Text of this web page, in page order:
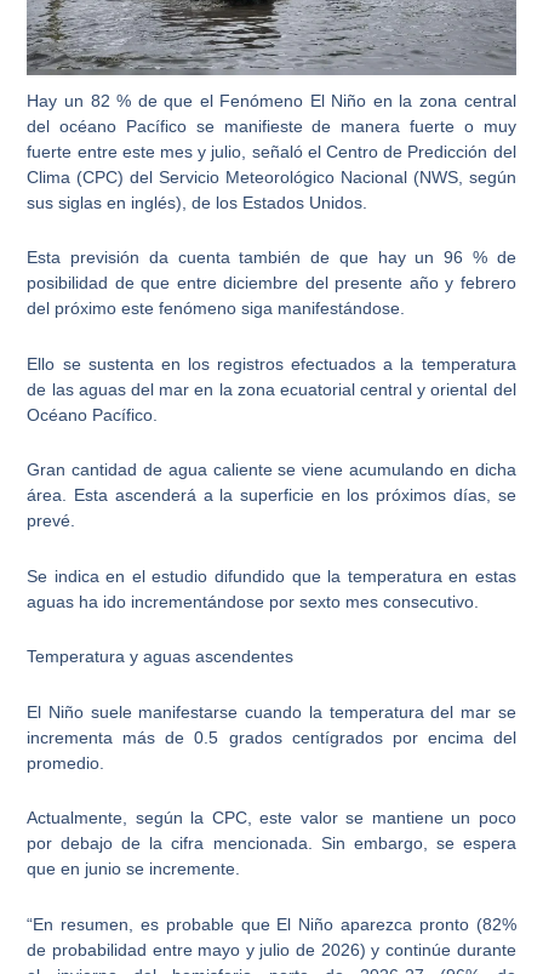
Hay un 82 % de que el Fenómeno El Niño en la zona central
del océano Pacífico se manifieste de manera fuerte o muy
fuerte entre este mes y julio, señaló el Centro de Predicción del
Clima (CPC) del Servicio Meteorológico Nacional (NWS, según
sus siglas en inglés), de los Estados Unidos.
Esta previsión da cuenta también de que hay un 96 % de
posibilidad de que entre diciembre del presente año y febrero
del próximo este fenómeno siga manifestándose.
Ello se sustenta en los registros efectuados a la temperatura
de las aguas del mar en la zona ecuatorial central y oriental del
Océano Pacífico.
Gran cantidad de agua caliente se viene acumulando en dicha
área. Esta ascenderá a la superficie en los próximos días, se
prevé.
Se indica en el estudio difundido que la temperatura en estas
aguas ha ido incrementándose por sexto mes consecutivo.
Temperatura y aguas ascendentes
El Niño suele manifestarse cuando la temperatura del mar se
incrementa más de 0.5 grados centígrados por encima del
promedio.
Actualmente, según la CPC, este valor se mantiene un poco
por debajo de la cifra mencionada. Sin embargo, se espera
que en junio se incremente.
“En resumen, es probable que El Niño aparezca pronto (82%
de probabilidad entre mayo y julio de 2026) y continúe durante